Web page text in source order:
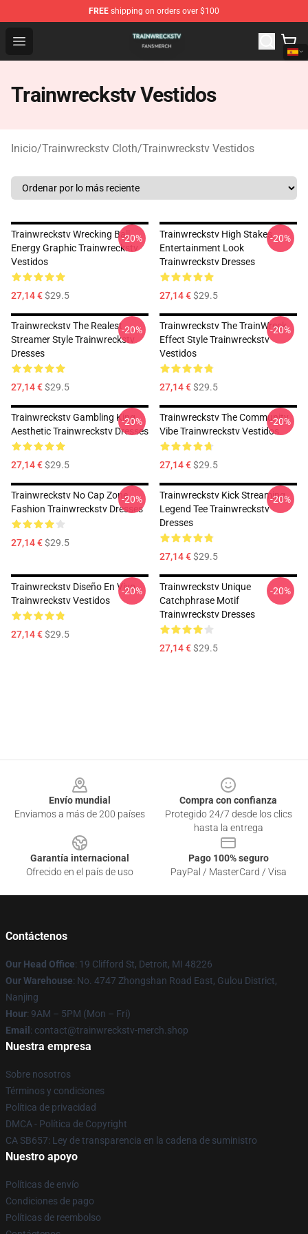
FREE shipping on orders over $100
Open menu
Trainwreckstv Shop - Official Trainwreckstv
Trainwreckstv Vestidos
Inicio/Trainwreckstv Cloth/Trainwreckstv Vestidos
Trainwreckstv Wrecking Ball
Energy Graphic Trainwreckstv
Vestidos
27,14 €$29.5
-20%
Trainwreckstv High Stakes
Entertainment Look
Trainwreckstv Dresses
27,14 €$29.5
-20%
Trainwreckstv The Realest
Streamer Style Trainwreckstv
Dresses
27,14 €$29.5
-20%
Trainwreckstv The TrainWreck
Effect Style Trainwreckstv
Vestidos
27,14 €$29.5
-20%
Trainwreckstv Gambling King
Aesthetic Trainwreckstv Dresses
27,14 €$29.5
-20%
Trainwreckstv The Community
Vibe Trainwreckstv Vestidos
27,14 €$29.5
-20%
Trainwreckstv No Cap Zone
Fashion Trainwreckstv Dresses
27,14 €$29.5
-20%
Trainwreckstv Kick Streaming
Legend Tee Trainwreckstv
Dresses
27,14 €$29.5
-20%
Trainwreckstv Diseño En Vivo
Trainwreckstv Vestidos
27,14 €$29.5
-20%
Trainwreckstv Unique
Catchphrase Motif
Trainwreckstv Dresses
27,14 €$29.5
-20%
Envío mundial
Enviamos a más de 200 países
Compra con confianza
Protegido 24/7 desde los clics
hasta la entrega
Garantía internacional
Ofrecido en el país de uso
Pago 100% seguro
PayPal / MasterCard / Visa
Contáctenos
Our Head Office: 19 Clifford St, Detroit, MI 48226
Our Warehouse: No. 4747 Zhongshan Road East, Gulou District,
Nanjing
Hour: 9AM – 5PM (Mon – Fri)
Email : contact@trainwreckstv-merch.shop
Nuestra empresa
Sobre nosotros
Términos y condiciones
Política de privacidad
DMCA - Política de Copyright
CA SB657: Ley de transparencia en la cadena de suministro
Nuestro apoyo
Políticas de envío
Condiciones de pago
Políticas de reembolso